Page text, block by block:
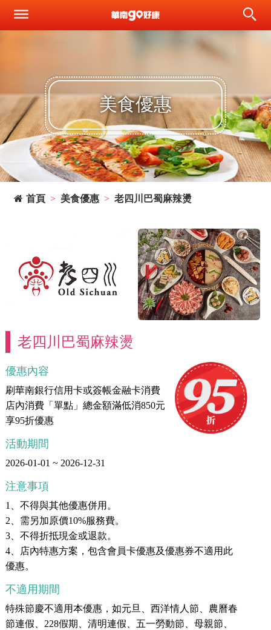
美食優惠
首頁 美食優惠 老四川巴蜀麻辣燙
老四川巴蜀麻辣燙
優惠內容
刷華南銀行信用卡或簽帳金融卡消費
店內消費「單點」總金額滿低消850元
享95折優惠
活動期間
2026-01-01 ~ 2026-12-31
注意事項
1、不得與其他優惠併用。
2、需另加原價10%服務費。
3、不得折抵現金或退款。
4、店內特惠方案，包含會員卡優惠及優惠券不適用此
優惠。
不適用期間
特殊節慶不適用本優惠，如元旦、西洋情人節、農曆春
節連假、228假期、清明連假、五一勞動節、母親節、